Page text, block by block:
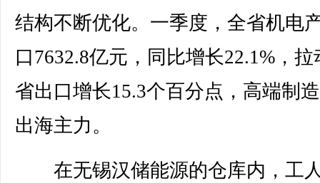
结构不断优化。一季度，全省机电
口7632.8亿元，同比增长22.1%，拉
省出口增长15.3个百分点，高端制
出海主力。
在无锡汉储能源的仓库内，工